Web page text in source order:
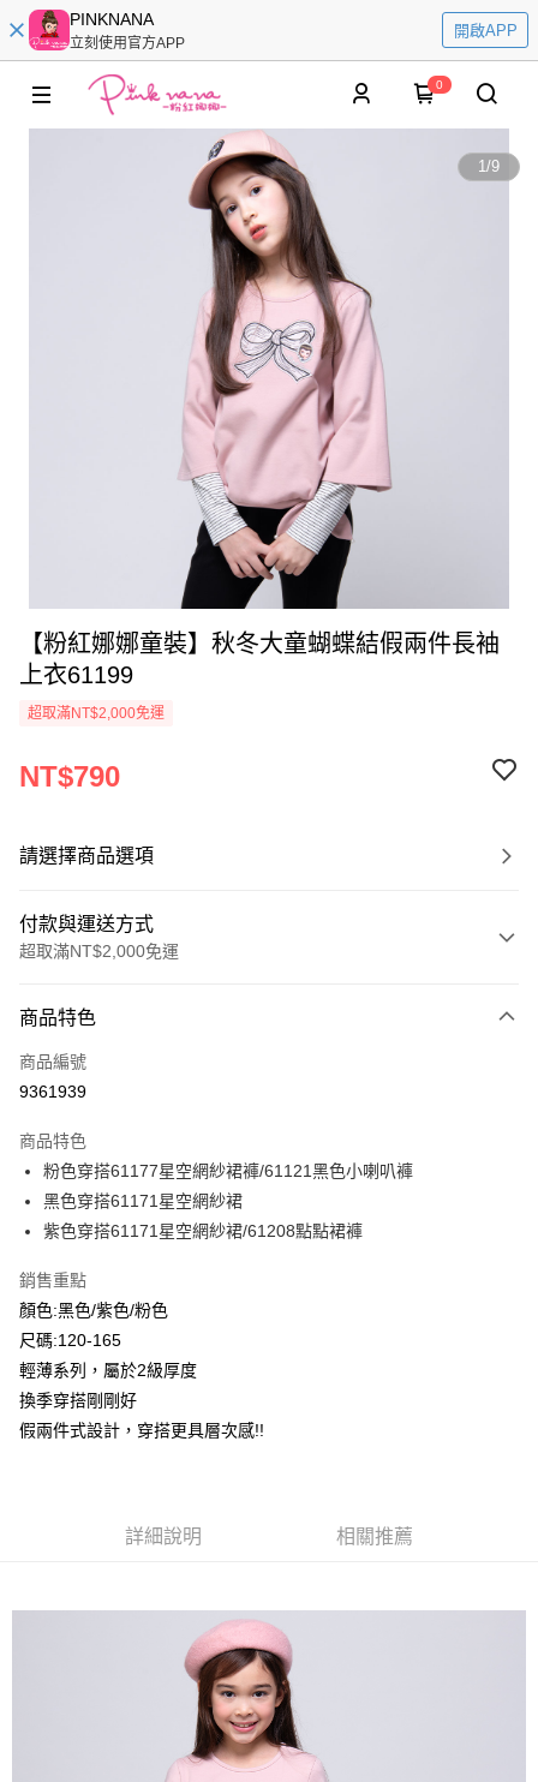
PINKNANA
立刻使用官方APP
開啟APP
0
1/9
【粉紅娜娜童裝】秋冬大童蝴蝶結假兩件長袖
上衣61199
超取滿NT$2,000免運
NT$790
請選擇商品選項
付款與運送方式
超取滿NT$2,000免運
信用卡一次付款
超商取貨付款
Apple Pay
Google Pay
運送方式
全家付款取貨
每筆NT$80，滿NT$2,000(含以上)免運費
付款後全家取貨
每筆NT$80，滿NT$2,000(含以上)免運費
每筆NT$80，滿NT$2,000(含以上)免運費
每筆NT$80，滿NT$2,000(含以上)免運費
商品特色
商品編號
9361939
商品特色
粉色穿搭61177星空網紗裙褲/61121黑色小喇叭褲
黑色穿搭61171星空網紗裙
紫色穿搭61171星空網紗裙/61208點點裙褲
銷售重點
顏色:黑色/紫色/粉色
尺碼:120-165
輕薄系列，屬於2級厚度
換季穿搭剛剛好
假兩件式設計，穿搭更具層次感!!
詳細說明 相關推薦